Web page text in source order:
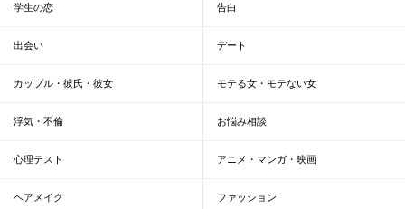
学生の恋 告白
出会い デート
カップル・彼氏・彼女 モテる女・モテない女
浮気・不倫 お悩み相談
心理テスト アニメ・マンガ・映画
ヘアメイク ファッション